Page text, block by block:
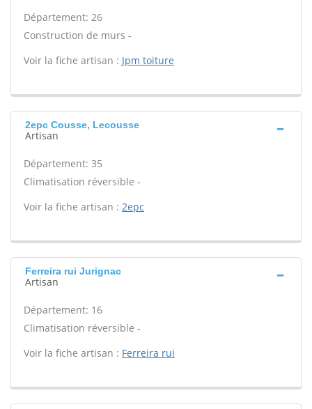
Département: 26
Construction de murs -
Voir la fiche artisan : Jpm toiture
2epc Cousse, Lecousse
Artisan
Département: 35
Climatisation réversible -
Voir la fiche artisan : 2epc
Ferreira rui Jurignac
Artisan
Département: 16
Climatisation réversible -
Voir la fiche artisan : Ferreira rui